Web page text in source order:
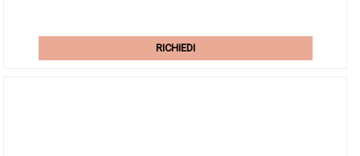
RICHIEDI